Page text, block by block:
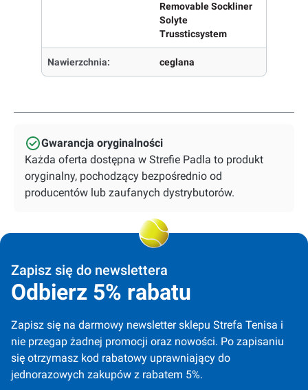
Removable Sockliner
Solyte
Trussticsystem
Nawierzchnia: ceglana
Gwarancja oryginalności
Każda oferta dostępna w Strefie Padla to produkt
oryginalny, pochodzący bezpośrednio od
producentów lub zaufanych dystrybutorów.
Zapisz się do newslettera
Odbierz 5% rabatu
Zapisz się na darmowy newsletter sklepu Strefa Tenisa i
nie przegap żadnej promocji oraz nowości. Po zapisaniu
się otrzymasz kod rabatowy uprawniający do
jednorazowych zakupów z rabatem 5%.